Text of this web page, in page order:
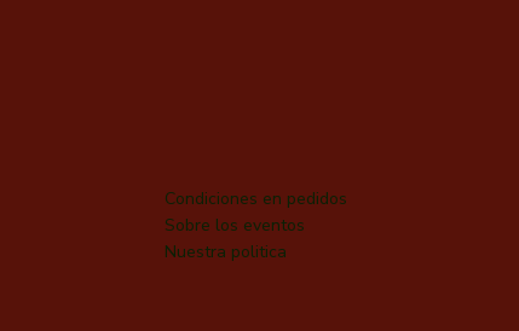
Condiciones en pedidos
Sobre los eventos
Nuestra politica